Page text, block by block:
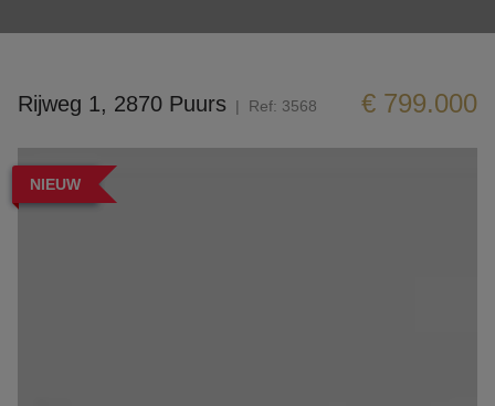
Rijweg 1, 2870 Puurs Ref: 3568 € 799.000
NIEUW